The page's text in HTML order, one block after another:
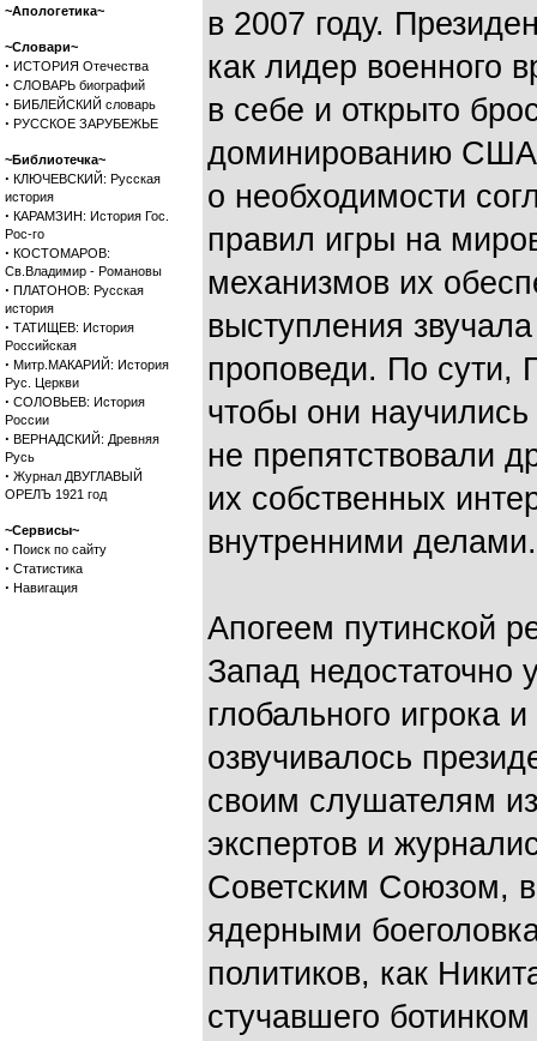
~Апологетика~
~Словари~
· ИСТОРИЯ Отечества
· СЛОВАРЬ биографий
· БИБЛЕЙСКИЙ словарь
· РУССКОЕ ЗАРУБЕЖЬЕ
~Библиотечка~
· КЛЮЧЕВСКИЙ: Русская
история
· КАРАМЗИН: История Гос.
Рос-го
· КОСТОМАРОВ:
Св.Владимир - Романовы
· ПЛАТОНОВ: Русская
история
· ТАТИЩЕВ: История
Российская
· Митр.МАКАРИЙ: История
Рус. Церкви
· СОЛОВЬЕВ: История
России
· ВЕРНАДСКИЙ: Древняя
Русь
· Журнал ДВУГЛАВЫЙ
ОРЕЛЪ 1921 год
~Сервисы~
· Поиск по сайту
· Статистика
· Навигация
в 2007 году.
как лидер военного
в себе и открыто
доминированию
о необходимости
правил игры на
механизмов их
выступления
проповеди. По сути,
чтобы они
не препятствовали
их собственных
внутренними делами.
Апогеем путинской
Запад недостаточно
глобального игрока
озвучивалось
своим слушателям
экспертов и
Советским Союзом,
ядерными
политиков, как
стучавшего